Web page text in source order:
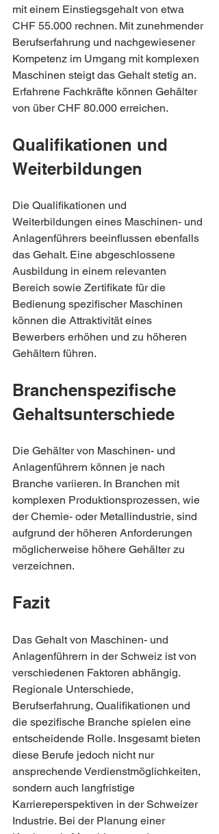
mit einem Einstiegsgehalt von etwa
CHF 55.000 rechnen. Mit zunehmender
Berufserfahrung und nachgewiesener
Kompetenz im Umgang mit komplexen
Maschinen steigt das Gehalt stetig an.
Erfahrene Fachkräfte können Gehälter
von über CHF 80.000 erreichen.
Qualifikationen und
Weiterbildungen
Die Qualifikationen und
Weiterbildungen eines Maschinen- und
Anlagenführers beeinflussen ebenfalls
das Gehalt. Eine abgeschlossene
Ausbildung in einem relevanten
Bereich sowie Zertifikate für die
Bedienung spezifischer Maschinen
können die Attraktivität eines
Bewerbers erhöhen und zu höheren
Gehältern führen.
Branchenspezifische
Gehaltsunterschiede
Die Gehälter von Maschinen- und
Anlagenführern können je nach
Branche variieren. In Branchen mit
komplexen Produktionsprozessen, wie
der Chemie- oder Metallindustrie, sind
aufgrund der höheren Anforderungen
möglicherweise höhere Gehälter zu
verzeichnen.
Fazit
Das Gehalt von Maschinen- und
Anlagenführern in der Schweiz ist von
verschiedenen Faktoren abhängig.
Regionale Unterschiede,
Berufserfahrung, Qualifikationen und
die spezifische Branche spielen eine
entscheidende Rolle. Insgesamt bieten
diese Berufe jedoch nicht nur
ansprechende Verdienstmöglichkeiten,
sondern auch langfristige
Karriereperspektiven in der Schweizer
Industrie. Bei der Planung einer